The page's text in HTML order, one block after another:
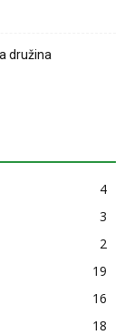
družina
4
3
2
19
16
18